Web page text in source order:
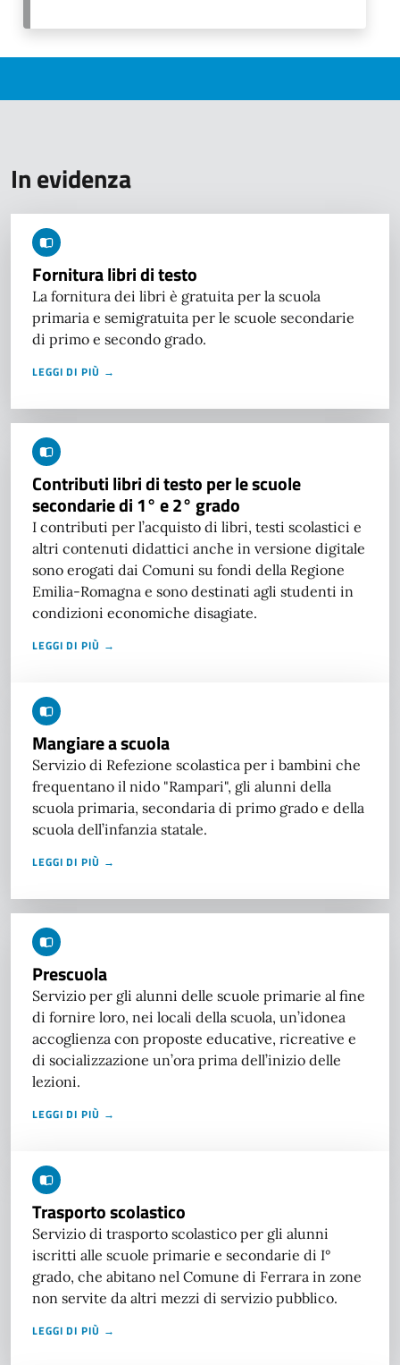
In evidenza
Fornitura libri di testo
La fornitura dei libri è gratuita per la scuola
primaria e semigratuita per le scuole secondarie
di primo e secondo grado.
LEGGI DI PIÙ →
Contributi libri di testo per le scuole
secondarie di 1° e 2° grado
I contributi per l’acquisto di libri, testi scolastici e
altri contenuti didattici anche in versione digitale
sono erogati dai Comuni su fondi della Regione
Emilia-Romagna e sono destinati agli studenti in
condizioni economiche disagiate.
LEGGI DI PIÙ →
Mangiare a scuola
Servizio di Refezione scolastica per i bambini che
frequentano il nido "Rampari", gli alunni della
scuola primaria, secondaria di primo grado e della
scuola dell’infanzia statale.
LEGGI DI PIÙ →
Prescuola
Servizio per gli alunni delle scuole primarie al fine
di fornire loro, nei locali della scuola, un’idonea
accoglienza con proposte educative, ricreative e
di socializzazione un’ora prima dell’inizio delle
lezioni.
LEGGI DI PIÙ →
Trasporto scolastico
Servizio di trasporto scolastico per gli alunni
iscritti alle scuole primarie e secondarie di I°
grado, che abitano nel Comune di Ferrara in zone
non servite da altri mezzi di servizio pubblico.
LEGGI DI PIÙ →